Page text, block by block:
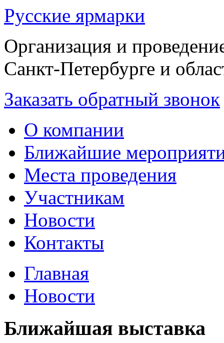
Русские ярмарки
Организация и
Санкт-Петербурге и
Заказать обратный звонок
О компании
Ближайшие
Места проведения
Участникам
Новости
Контакты
Главная
Новости
Ближайшая выставка